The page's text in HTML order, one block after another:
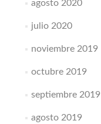
agosto 2020
julio 2020
noviembre 2019
octubre 2019
septiembre 2019
agosto 2019